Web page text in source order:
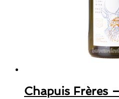
Chapuis Frères